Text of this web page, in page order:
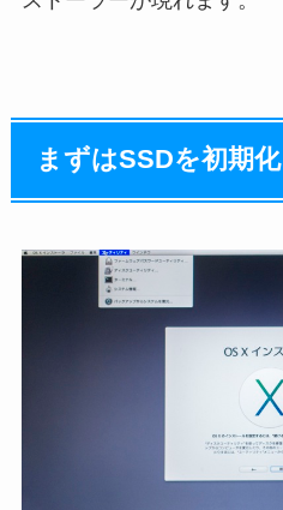
まずはSSDを初期化